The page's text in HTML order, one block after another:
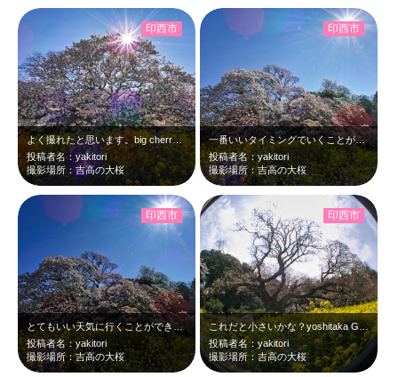
よく撮れたと思います。big cherry blossams at 10:05…
投稿者名：yakitori
撮影場所：吉高の大桜
印西市
一番いいタイミングでいくことができたみたいです。big cherry blos…
投稿者名：yakitori
撮影場所：吉高の大桜
印西市
とてもいい天気に行くことができました。big cherry blossams …
投稿者名：yakitori
撮影場所：吉高の大桜
印西市
これだと小さいかな？yoshitaka GRD 1st Mar,30 2026
投稿者名：yakitori
撮影場所：吉高の大桜
印西市